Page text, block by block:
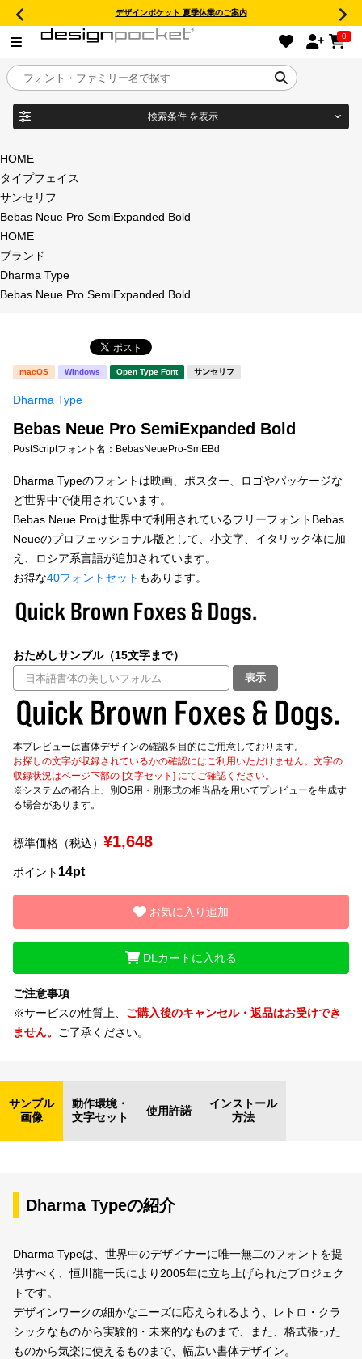
デザインポケット 夏季休業のご案内
0
目的別フォントガイド
特集
年間ライセンス商品
新着一覧
マイページ
お気に入り
ご利用ガイド
お問い合わせ
検索条件 を表示
商品名
タイプフェイス
明朝体
角ゴシック
宋朝体
教科書体 行書体
草書体
江戸文字 デザイン毛筆
すべてを表示
太さ・ウェイト
セット or 単体
文字種類
HOME
タイプフェイス
サンセリフ
Bebas Neue Pro SemiExpanded Bold
HOME
ブランド
Dharma Type
Bebas Neue Pro SemiExpanded Bold
macOS Windows Open Type Font サンセリフ
Dharma Type
Bebas Neue Pro SemiExpanded Bold
PostScriptフォント名： BebasNeuePro-SmEBd
Dharma Typeのフォントは映画、ポスター、ロゴやパッケージな
ど世界中で使用されています。
Bebas Neue Proは世界中で利用されているフリーフォントBebas
Neueのプロフェッショナル版として、小文字、イタリック体に加
え、ロシア系言語が追加されています。
お得な40フォントセット もあります。
おためしサンプル（15文字まで）
表示
本プレビューは書体デザインの確認を目的にご用意しております。
お探しの文字が収録されているかの確認にはご利用いただけません。文字の
収録状況はページ下部の [文字セット] にてご確認ください。
※システムの都合上、別OS用・別形式の相当品を用いてプレビューを生成す
る場合があります。
標準価格（税込） ¥1,648
ポイント 14pt
お気に入り追加
DLカートに入れる
ご注意事項
※サービスの性質上、 ご購入後のキャンセル・返品はお受けでき
ません。 ご了承ください。
サンプル
画像
動作環境・
文字セット
使用許諾
インストール
方法
Dharma Typeの紹介
Dharma Typeは、世界中のデザイナーに唯一無二のフォントを提
供すべく、恒川龍一氏により2005年に立ち上げられたプロジェク
トです。
デザインワークの細かなニーズに応えられるよう、レトロ・クラ
シックなものから実験的・未来的なものまで、また、格式張った
ものから気楽に使えるものまで、幅広い書体デザイン。